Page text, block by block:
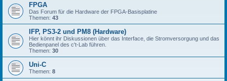
FPGA
Das Forum für die Hardware der FPGA-Basisplatine
Themen: 43
IFP, PS3-2 und PM8 (Hardware)
Hier könnt ihr Diskussionen über das Interface, die Stromversorgung und das
Bedienpanel des c't-Lab führen.
Themen: 30
Uni-C
Themen: 8